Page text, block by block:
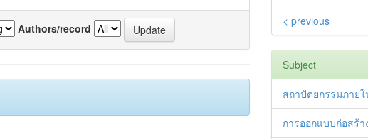
Authors/record
< previous
Subject
สถาปัตยกรรมภาย
การออกแบบก่อสร้า